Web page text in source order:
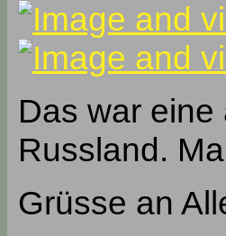
Das war
Russland.
Grüsse an